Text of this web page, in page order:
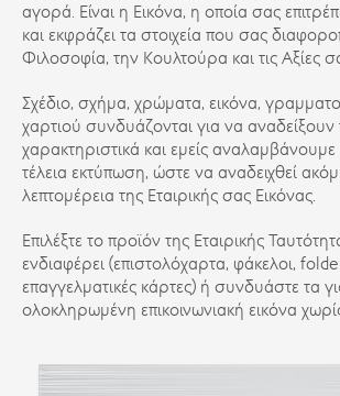
αγορά. Είναι η Εικόνα, η οποία σας
και εκφράζει τα στοιχεία που σας
Φιλοσοφία, την Κουλτούρα και τις Αξίες
Σχέδιο, σχήμα, χρώματα, εικόνα,
χαρτιού συνδυάζονται για να
χαρακτηριστικά και εμείς
τέλεια εκτύπωση, ώστε να αναδειχθεί
λεπτομέρεια της Εταιρικής σας Εικόνας.
Επιλέξτε το προϊόν της Εταιρικής
ενδιαφέρει (επιστολόχαρτα, φάκελοι,
επαγγελματικές κάρτες) ή συνδυάστε τα
ολοκληρωμένη επικοινωνιακή εικόνα